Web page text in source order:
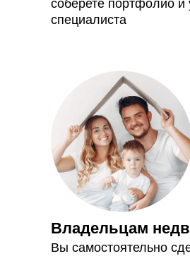
соберете портфолио и
специалиста
Владельцам
Вы самостоятельно